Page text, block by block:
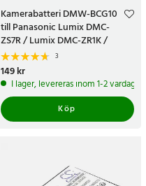
Kamerabatteri DMW-BCG10
till Panasonic Lumix DMC-
ZS7R / Lumix DMC-ZR1K /
Lumix DMC-TZ7K
3
Pris:149 kr
149 kr
I lager, levereras inom 1-2 vardagar
Köp